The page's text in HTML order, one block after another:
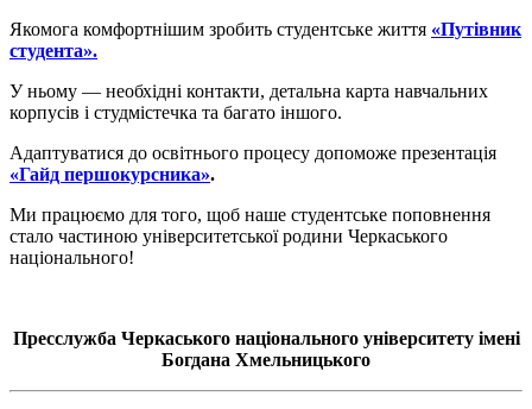
Якомога комфортнішим зробить студентське життя «Путівник
студента».
У ньому — необхідні контакти, детальна карта навчальних
корпусів і студмістечка та багато іншого.
Адаптуватися до освітнього процесу допоможе презентація
«Гайд першокурсника».
Ми працюємо для того, щоб наше студентське поповнення
стало частиною університетської родини Черкаського
національного!
Пресслужба Черкаського національного університету імені
Богдана Хмельницького